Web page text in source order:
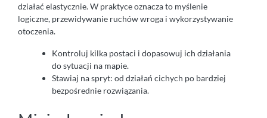
działać elastycznie. W praktyce oznacza to myślenie
logiczne, przewidywanie ruchów wroga i wykorzystywanie
otoczenia.
Kontroluj kilka postaci i dopasowuj ich działania
do sytuacji na mapie.
Stawiaj na spryt: od działań cichych po bardziej
bezpośrednie rozwiązania.